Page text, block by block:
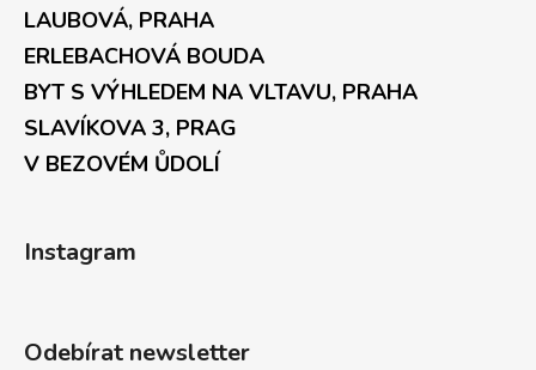
LAUBOVÁ, PRAHA
ERLEBACHOVÁ BOUDA
BYT S VÝHLEDEM NA VLTAVU, PRAHA
SLAVÍKOVA 3, PRAG
V BEZOVÉM ŮDOLÍ
Instagram
Odebírat newsletter